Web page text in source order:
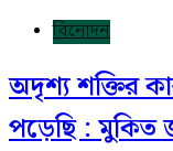
বিনোদন
অদৃশ্য শক্তির
পড়েছি : মুকিত